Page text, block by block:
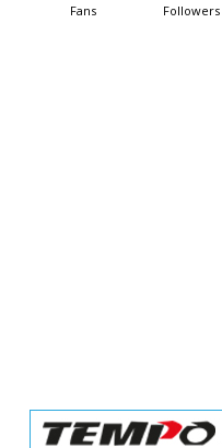
Fans Followers